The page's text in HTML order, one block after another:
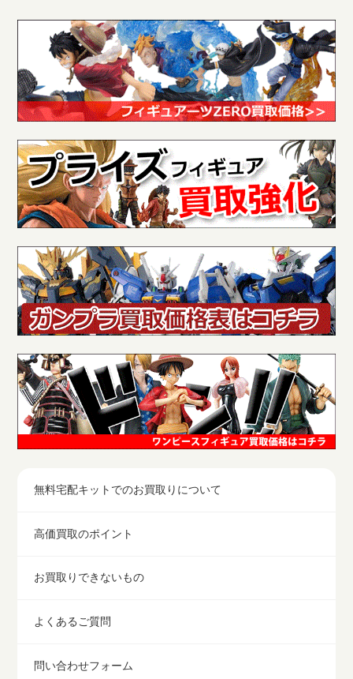
無料宅配キットでのお買取りについて
高価買取のポイント
お買取りできないもの
よくあるご質問
問い合わせフォーム